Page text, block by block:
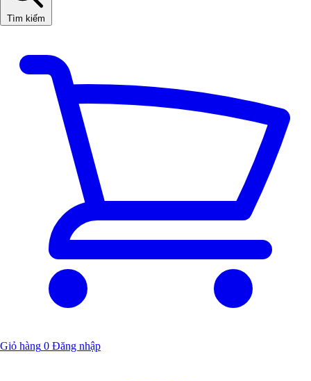
Tìm kiếm
Giỏ hàng 0 Đăng nhập